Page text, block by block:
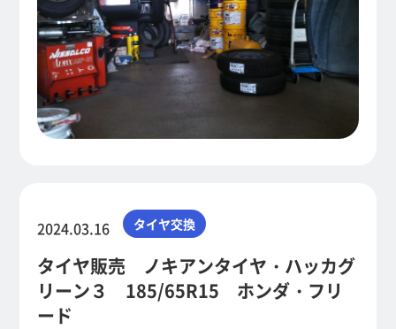
2024.03.16 タイヤ交換
タイヤ販売 ノキアンタイヤ・ハッカグ
リーン３ 185/65R15 ホンダ・フリ
ード